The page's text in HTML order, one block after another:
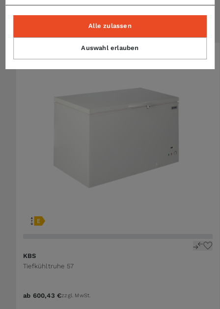
Ähnliche Artikel
KBS
Tiefkühltruhe 57
ab 600,43 €zzgl. MwSt.
Auswahl erlauben
Alle zulassen